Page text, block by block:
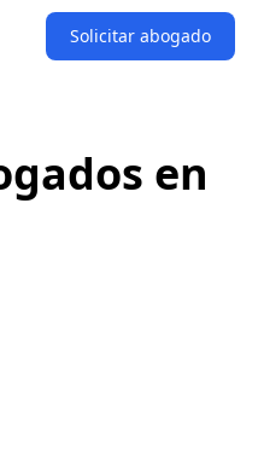
Solicitar abogado
en